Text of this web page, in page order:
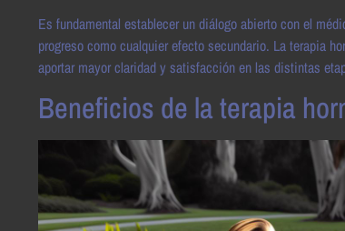
Es fundamental establecer un diálogo abierto con el
progreso como cualquier efecto secundario. La terapia
aportar mayor claridad y satisfacción en las distintas
Beneficios de la terapia